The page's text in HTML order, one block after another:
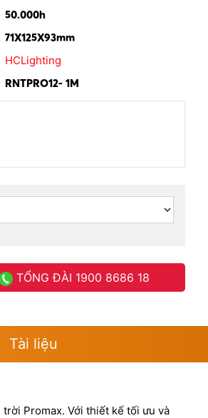
50.000h
71X125X93mm
HCLighting
RNTPRO12- 1M
TỔNG ĐÀI 1900 8686 18
Tài liệu
Promax. Với thiết kế tối ưu và